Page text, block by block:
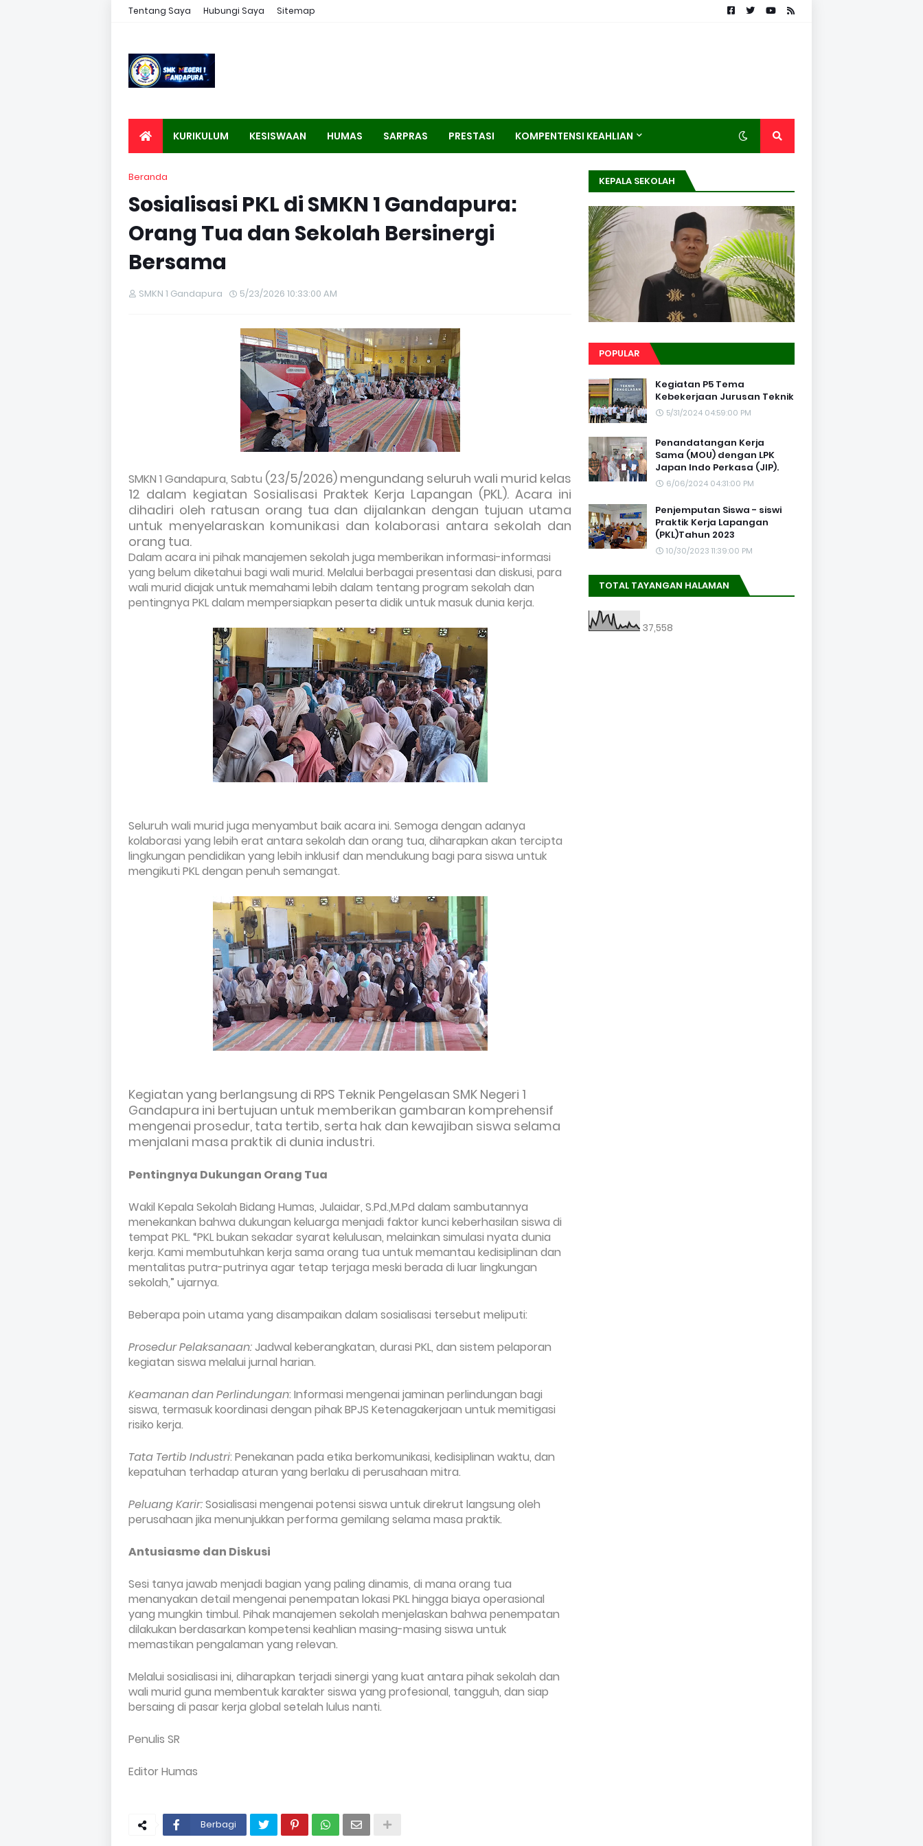
Tentang Saya Hubungi Saya Sitemap
KURIKULUM KESISWAAN HUMAS SARPRAS PRESTASI KOMPENTENSI KEAHLIAN
Beranda
Sosialisasi PKL di SMKN 1 Gandapura:
Orang Tua dan Sekolah Bersinergi
Bersama
SMKN 1 Gandapura 5/23/2026 10:33:00 AM
SMKN 1 Gandapura, Sabtu (23/5/2026) mengundang seluruh wali murid kelas
12 dalam kegiatan Sosialisasi Praktek Kerja Lapangan (PKL). Acara ini
dihadiri oleh ratusan orang tua dan dijalankan dengan tujuan utama
untuk menyelaraskan komunikasi dan kolaborasi antara sekolah dan
orang tua.
Dalam acara ini pihak manajemen sekolah juga memberikan informasi-informasi
yang belum diketahui bagi wali murid. Melalui berbagai presentasi dan diskusi, para
wali murid diajak untuk memahami lebih dalam tentang program sekolah dan
pentingnya PKL dalam mempersiapkan peserta didik untuk masuk dunia kerja.
Seluruh wali murid juga menyambut baik acara ini. Semoga dengan adanya
kolaborasi yang lebih erat antara sekolah dan orang tua, diharapkan akan tercipta
lingkungan pendidikan yang lebih inklusif dan mendukung bagi para siswa untuk
mengikuti PKL dengan penuh semangat.
Kegiatan yang berlangsung di RPS Teknik Pengelasan SMK Negeri 1
Gandapura ini bertujuan untuk memberikan gambaran komprehensif
mengenai prosedur, tata tertib, serta hak dan kewajiban siswa selama
menjalani masa praktik di dunia industri.
Pentingnya Dukungan Orang Tua
Wakil Kepala Sekolah Bidang Humas, Julaidar, S.Pd.,M.Pd dalam sambutannya
menekankan bahwa dukungan keluarga menjadi faktor kunci keberhasilan siswa di
tempat PKL. “PKL bukan sekadar syarat kelulusan, melainkan simulasi nyata dunia
kerja. Kami membutuhkan kerja sama orang tua untuk memantau kedisiplinan dan
mentalitas putra-putrinya agar tetap terjaga meski berada di luar lingkungan
sekolah,” ujarnya.
Beberapa poin utama yang disampaikan dalam sosialisasi tersebut meliputi:
Prosedur Pelaksanaan:Jadwal keberangkatan, durasi PKL, dan sistem pelaporan
kegiatan siswa melalui jurnal harian.
Keamanan dan Perlindungan: Informasi mengenai jaminan perlindungan bagi
siswa, termasuk koordinasi dengan pihak BPJS Ketenagakerjaan untuk memitigasi
risiko kerja.
Tata Tertib Industri: Penekanan pada etika berkomunikasi, kedisiplinan waktu, dan
kepatuhan terhadap aturan yang berlaku di perusahaan mitra.
Peluang Karir:Sosialisasi mengenai potensi siswa untuk direkrut langsung oleh
perusahaan jika menunjukkan performa gemilang selama masa praktik.
Antusiasme dan Diskusi
Sesi tanya jawab menjadi bagian yang paling dinamis, di mana orang tua
menanyakan detail mengenai penempatan lokasi PKL hingga biaya operasional
yang mungkin timbul. Pihak manajemen sekolah menjelaskan bahwa penempatan
dilakukan berdasarkan kompetensi keahlian masing-masing siswa untuk
memastikan pengalaman yang relevan.
Melalui sosialisasi ini, diharapkan terjadi sinergi yang kuat antara pihak sekolah dan
wali murid guna membentuk karakter siswa yang profesional, tangguh, dan siap
bersaing di pasar kerja global setelah lulus nanti.
Penulis SR
Editor Humas
Berbagi
KEPALA SEKOLAH
POPULAR
Kegiatan P5 Tema
Kebekerjaan Jurusan Teknik
5/31/2024 04:59:00 PM
Penandatangan Kerja
Sama (MOU) dengan LPK
Japan Indo Perkasa (JIP).
6/06/2024 04:31:00 PM
Penjemputan Siswa - siswi
Praktik Kerja Lapangan
(PKL)Tahun 2023
10/30/2023 11:39:00 PM
TOTAL TAYANGAN HALAMAN
37,558